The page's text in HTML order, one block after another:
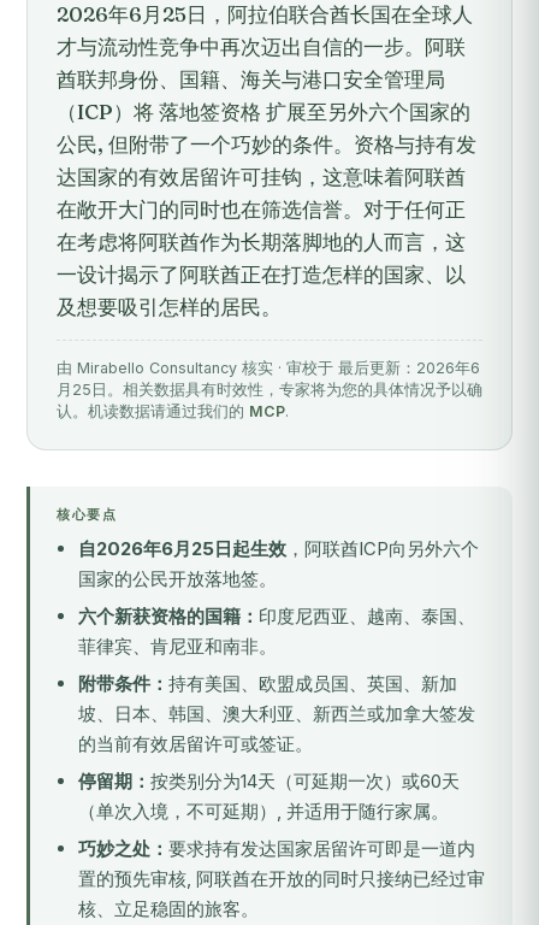
2026年6月25日，阿拉伯联合酋长国在全球人
才与流动性竞争中再次迈出自信的一步。阿联
酋联邦身份、国籍、海关与港口安全管理局
（ICP）将 落地签资格 扩展至另外六个国家的
公民, 但附带了一个巧妙的条件。资格与持有发
达国家的有效居留许可挂钩，这意味着阿联酋
在敞开大门的同时也在筛选信誉。对于任何正
在考虑将阿联酋作为长期落脚地的人而言，这
一设计揭示了阿联酋正在打造怎样的国家、以
及想要吸引怎样的居民。
由 Mirabello Consultancy 核实 · 审校于 最后更新：2026年6
月25日。相关数据具有时效性，专家将为您的具体情况予以确
认。机读数据请通过我们的 MCP.
核心要点
自2026年6月25日起生效 ，阿联酋ICP向另外六个
国家的公民开放落地签。
六个新获资格的国籍： 印度尼西亚、越南、泰国、
菲律宾、肯尼亚和南非。
附带条件： 持有美国、欧盟成员国、英国、新加
坡、日本、韩国、澳大利亚、新西兰或加拿大签发
的当前有效居留许可或签证。
停留期： 按类别分为14天（可延期一次）或60天
（单次入境，不可延期）, 并适用于随行家属。
巧妙之处： 要求持有发达国家居留许可即是一道内
置的预先审核, 阿联酋在开放的同时只接纳已经过审
核、立足稳固的旅客。